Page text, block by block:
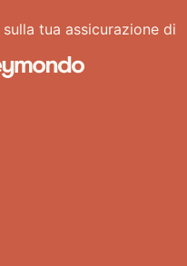
sulla tua assicurazione di